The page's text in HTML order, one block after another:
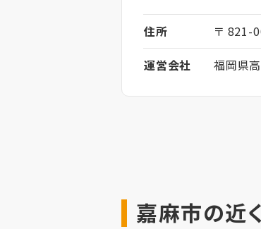
住所
〒 821-
運営会社
福岡県
嘉麻市の近